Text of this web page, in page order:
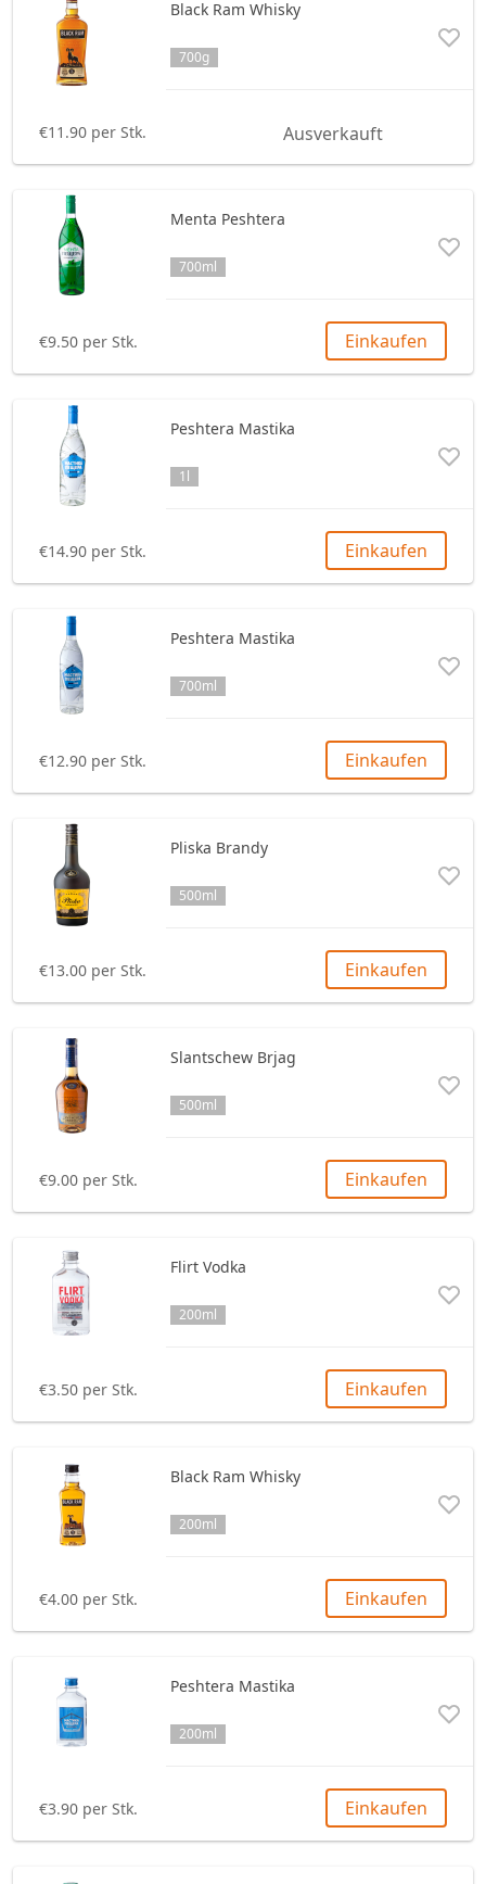
Pastete
Andere
Schokolade
Türkisches Lokum
Andere
Fleisch
Bake Rolls
Andere
Black Ram Whisky
700g
€11.90 per Stk. Ausverkauft
Menta Peshtera
700ml
€9.50 per Stk. Einkaufen
Peshtera Mastika
1l
€14.90 per Stk. Einkaufen
Peshtera Mastika
700ml
€12.90 per Stk. Einkaufen
Pliska Brandy
500ml
€13.00 per Stk. Einkaufen
Slantschew Brjag
500ml
€9.00 per Stk. Einkaufen
Flirt Vodka
200ml
€3.50 per Stk. Einkaufen
Black Ram Whisky
200ml
€4.00 per Stk. Einkaufen
Peshtera Mastika
200ml
€3.90 per Stk. Einkaufen